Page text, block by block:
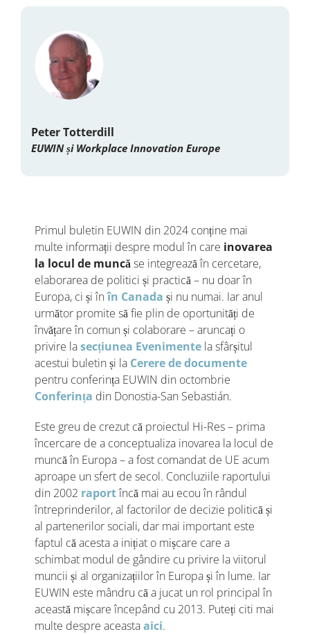
Peter Totterdill
EUWIN și Workplace Innovation Europe
Primul buletin EUWIN din 2024 conține mai
multe informații despre modul în care inovarea
la locul de muncăse integrează în cercetare,
elaborarea de politici și practică – nu doar în
Europa, ci și înîn Canada și nu numai. Iar anul
următor promite să fie plin de oportunități de
învățare în comun și colaborare – aruncați o
privire lasecțiunea Evenimente la sfârșitul
acestui buletin și la Cerere de documente
pentru conferința EUWIN din octombrie
Conferința din Donostia-San Sebastián.
Este greu de crezut că proiectul Hi-Res – prima
încercare de a conceptualiza inovarea la locul de
muncă în Europa – a fost comandat de UE acum
aproape un sfert de secol. Concluziile raportului
din 2002 raportîncă mai au ecou în rândul
întreprinderilor, al factorilor de decizie politică și
al partenerilor sociali, dar mai important este
faptul că acesta a inițiat o mișcare care a
schimbat modul de gândire cu privire la viitorul
muncii și al organizațiilor în Europa și în lume. Iar
EUWIN este mândru că a jucat un rol principal în
această mișcare începând cu 2013. Puteți citi mai
multe despre aceastaaici.